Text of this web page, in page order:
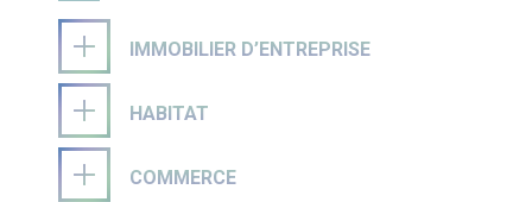
IMMOBILIER D’ENTREPRISE
HABITAT
COMMERCE